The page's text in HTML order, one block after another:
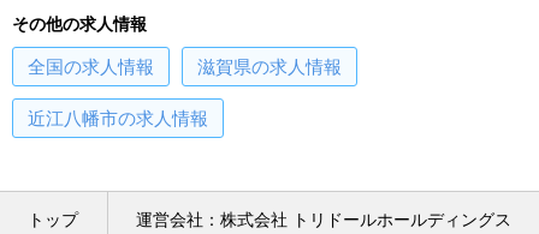
その他の求人情報
全国の求人情報 滋賀県の求人情報
近江八幡市の求人情報
トップ 運営会社：株式会社 トリドールホールディングス